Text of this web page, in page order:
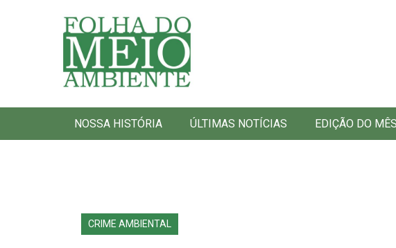
Folha do Meio Ambiente
NOSSA HISTÓRIA ÚLTIMAS NOTÍCIAS EDIÇÃO DO MÊS
CRIME AMBIENTAL